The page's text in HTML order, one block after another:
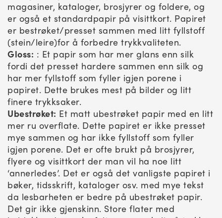
magasiner, kataloger, brosjyrer og foldere, og
er også et standardpapir på visittkort. Papiret
er bestrøket/presset sammen med litt fyllstoff
(stein/leire)for å forbedre trykkvaliteten.
Gloss: : Et papir som har mer glans enn silk
fordi det presset hardere sammen enn silk og
har mer fyllstoff som fyller igjen porene i
papiret. Dette brukes mest på bilder og litt
finere trykksaker.
Ubestrøket: Et matt ubestrøket papir med en litt
mer ru overflate. Dette papiret er ikke presset
mye sammen og har ikke fyllstoff som fyller
igjen porene. Det er ofte brukt på brosjyrer,
flyere og visittkort der man vil ha noe litt
‘annerledes’. Det er også det vanligste papiret i
bøker, tidsskrift, kataloger osv. med mye tekst
da lesbarheten er bedre på ubestrøket papir.
Det gir ikke gjenskinn. Store flater med